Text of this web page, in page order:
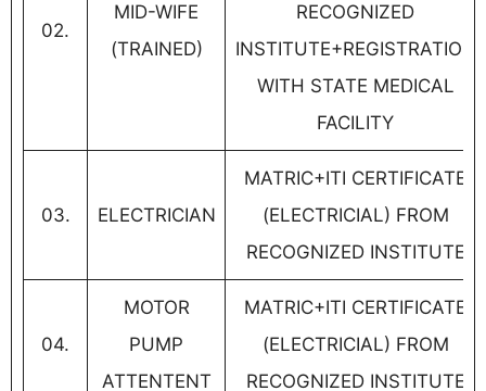
02.
MID-WIFE
(TRAINED)
RECOGNIZED
INSTITUTE+REGISTRATION
WITH STATE MEDICAL
FACILITY
03. ELECTRICIAN
MATRIC+ITI CERTIFICATE
(ELECTRICIAL) FROM
RECOGNIZED INSTITUTE
04.
MOTOR
PUMP
ATTENTENT
MATRIC+ITI CERTIFICATE
(ELECTRICIAL) FROM
RECOGNIZED INSTITUTE